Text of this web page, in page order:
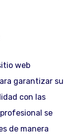
web
garantizar su
con las
se
de manera